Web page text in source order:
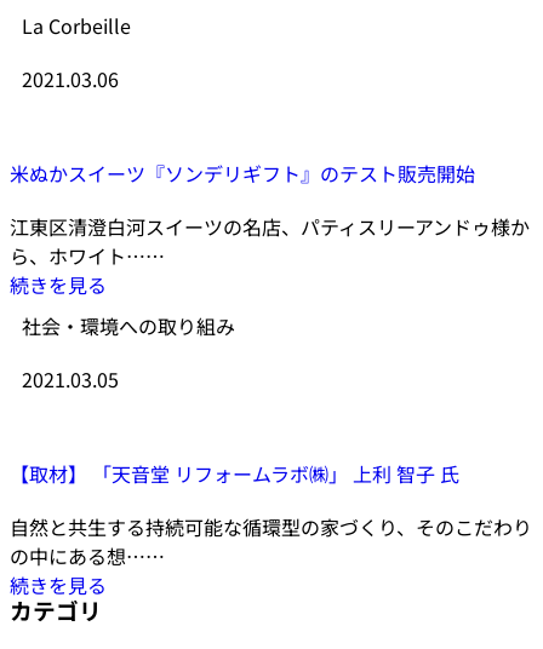
La Corbeille
2021.03.06
米ぬかスイーツ『ソンデリギフト』のテスト販売開始
江東区清澄白河スイーツの名店、パティスリーアンドゥ様か
ら、ホワイト……
続きを見る
社会・環境への取り組み
2021.03.05
【取材】 「天音堂 リフォームラボ㈱」 上利 智子 氏
自然と共生する持続可能な循環型の家づくり、そのこだわり
の中にある想……
続きを見る
カテゴリ